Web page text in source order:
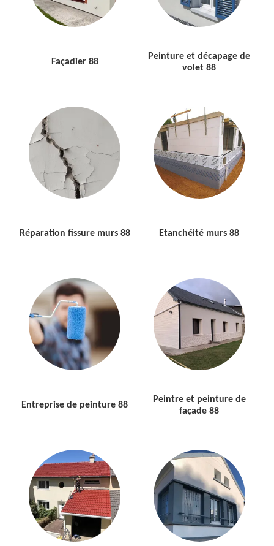
Façadier 88
Peinture et décapage de
volet 88
Réparation fissure murs 88 Etanchéité murs 88
Entreprise de peinture 88
Peintre et peinture de
façade 88